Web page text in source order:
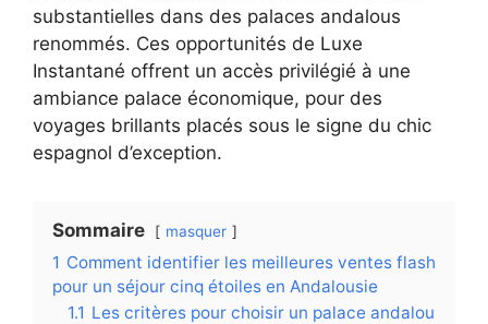
substantielles dans des palaces andalous
renommés. Ces opportunités de Luxe
Instantané offrent un accès privilégié à une
ambiance palace économique, pour des
voyages brillants placés sous le signe du chic
espagnol d’exception.
Sommaire masquer
1 Comment identifier les meilleures ventes flash
pour un séjour cinq étoiles en Andalousie
1.1 Les critères pour choisir un palace andalou